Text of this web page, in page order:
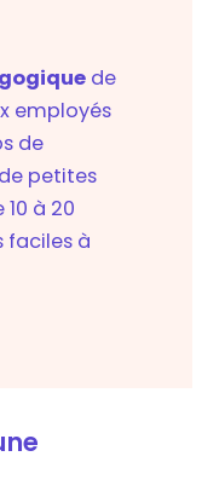
de
employés
de
petites
à 20
faciles à